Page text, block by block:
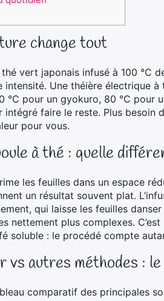
change tout
vert japonais infusé à 100 °C
intensité. Une théière électrique
pour un gyokuro, 80 °C pour
faire le reste. Plus besoin
pour vous.
à thé : quelle
les feuilles dans un espace
un résultat souvent plat.
qui laisse les feuilles danser
nettement plus complexes.
soluble : le procédé compte
vs autres méthodes :
comparatif des principales